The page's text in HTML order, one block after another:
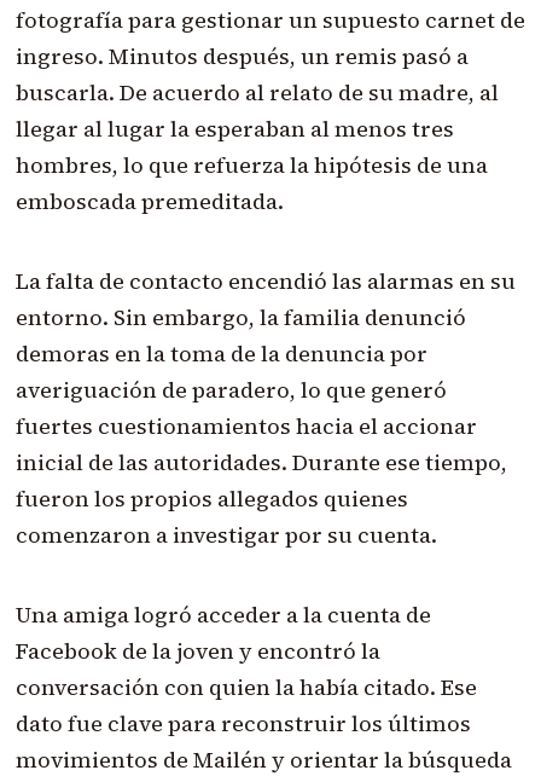
fotografía para gestionar un supuesto carnet de
ingreso. Minutos después, un remis pasó a
buscarla. De acuerdo al relato de su madre, al
llegar al lugar la esperaban al menos tres
hombres, lo que refuerza la hipótesis de una
emboscada premeditada.
La falta de contacto encendió las alarmas en su
entorno. Sin embargo, la familia denunció
demoras en la toma de la denuncia por
averiguación de paradero, lo que generó
fuertes cuestionamientos hacia el accionar
inicial de las autoridades. Durante ese tiempo,
fueron los propios allegados quienes
comenzaron a investigar por su cuenta.
Una amiga logró acceder a la cuenta de
Facebook de la joven y encontró la
conversación con quien la había citado. Ese
dato fue clave para reconstruir los últimos
movimientos de Mailén y orientar la búsqueda